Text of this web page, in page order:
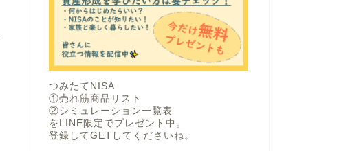
つみたてNISA
①売れ筋商品リスト
②シミュレーション一覧表
をLINE限定でプレゼント中。
登録してGETしてくださいね。